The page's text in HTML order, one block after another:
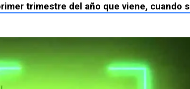
trimestre del año que viene, cuando